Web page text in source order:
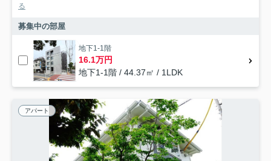
る
募集中の部屋
地下1-1階
16.1万円
地下1-1階 / 44.37㎡ / 1LDK
アパート